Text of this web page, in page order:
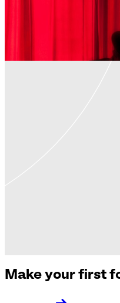
Make your first